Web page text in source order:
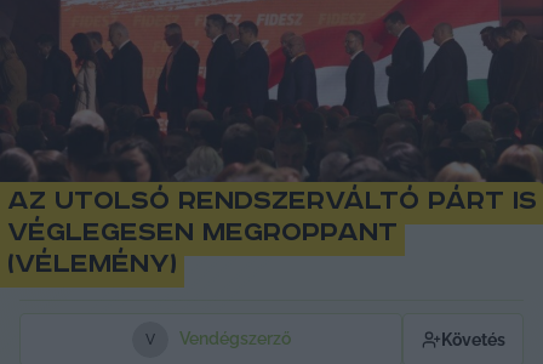
Az utolsó rendszerváltó párt is
véglegesen megroppant
(vélemény)
V Vendégszerző Követés